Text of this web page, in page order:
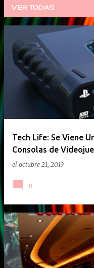
VER TODAS
t
r
a
d
Tech Life: Se Viene
Consolas de
el octubre 21, 2019
0